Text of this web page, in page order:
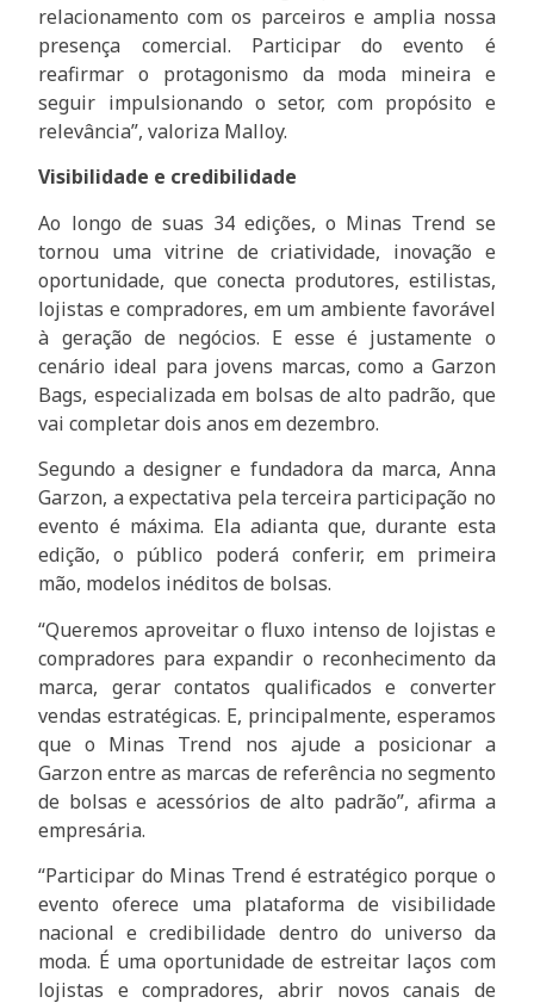
relacionamento com os parceiros e amplia nossa
presença comercial. Participar do evento é
reafirmar o protagonismo da moda mineira e
seguir impulsionando o setor, com propósito e
relevância”, valoriza Malloy.
Visibilidade e credibilidade
Ao longo de suas 34 edições, o Minas Trend se
tornou uma vitrine de criatividade, inovação e
oportunidade, que conecta produtores, estilistas,
lojistas e compradores, em um ambiente favorável
à geração de negócios. E esse é justamente o
cenário ideal para jovens marcas, como a Garzon
Bags, especializada em bolsas de alto padrão, que
vai completar dois anos em dezembro.
Segundo a designer e fundadora da marca, Anna
Garzon, a expectativa pela terceira participação no
evento é máxima. Ela adianta que, durante esta
edição, o público poderá conferir, em primeira
mão, modelos inéditos de bolsas.
“Queremos aproveitar o fluxo intenso de lojistas e
compradores para expandir o reconhecimento da
marca, gerar contatos qualificados e converter
vendas estratégicas. E, principalmente, esperamos
que o Minas Trend nos ajude a posicionar a
Garzon entre as marcas de referência no segmento
de bolsas e acessórios de alto padrão”, afirma a
empresária.
“Participar do Minas Trend é estratégico porque o
evento oferece uma plataforma de visibilidade
nacional e credibilidade dentro do universo da
moda. É uma oportunidade de estreitar laços com
lojistas e compradores, abrir novos canais de